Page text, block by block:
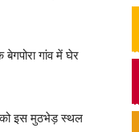
गांव में घेर
को इस मुठभेड़ स्थल